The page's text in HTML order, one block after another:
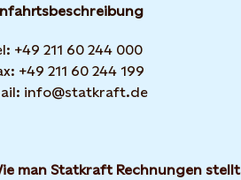
+49 211 60 244 000
+49 211 60 244 199
info@statkraft.de
man Statkraft Rechnungen stellt